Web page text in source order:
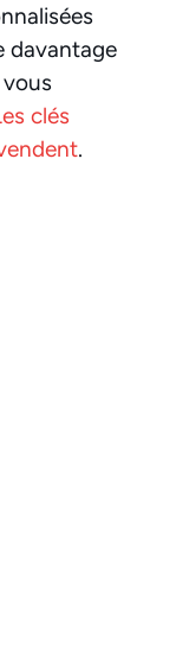
davantage
clés
.